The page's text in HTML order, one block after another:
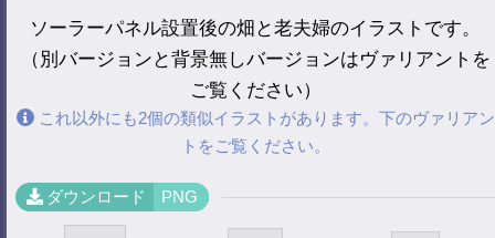
ソーラーパネル設置後の畑と老夫婦のイラストです。
（別バージョンと背景無しバージョンはヴァリアントを
ご覧ください）
これ以外にも2個の類似イラストがあります。下のヴァリアン
トをご覧ください。
ダウンロード PNG